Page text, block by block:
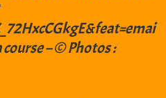
– © Photos :